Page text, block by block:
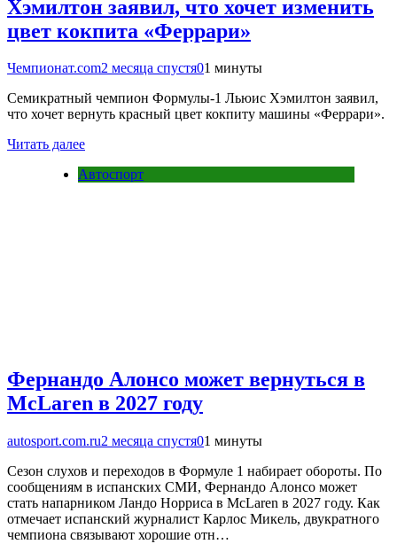
Хэмилтон заявил, что хочет изменить
цвет кокпита «Феррари»
Чемпионат.com2 месяца спустя01 минуты
Семикратный чемпион Формулы-1 Льюис Хэмилтон заявил,
что хочет вернуть красный цвет кокпиту машины «Феррари».
Читать далее
Автоспорт
Фернандо Алонсо может вернуться в
McLaren в 2027 году
autosport.com.ru2 месяца спустя01 минуты
Сезон слухов и переходов в Формуле 1 набирает обороты. По
сообщениям в испанских СМИ, Фернандо Алонсо может
стать напарником Ландо Норриса в McLaren в 2027 году. Как
отмечает испанский журналист Карлос Микель, двукратного
чемпиона связывают хорошие отн…